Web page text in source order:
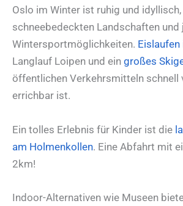
Oslo im Winter ist ruhig und
schneebedeckten Landschaften und
Wintersportmöglichkeiten.
Langlauf Loipen und ein großes
öffentlichen Verkehrsmitteln schnell
errichbar ist.
Ein tolles Erlebnis für Kinder ist die
am Holmenkollen. Eine Abfahrt mit
2km!
Indoor-Alternativen wie Museen